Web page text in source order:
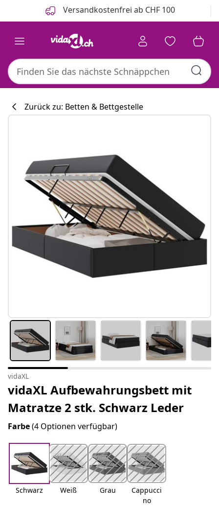
Versandkostenfrei ab CHF 100
Zurück zu: Betten & Bettgestelle
vidaXL
vidaXL Aufbewahrungsbett mit
Matratze 2 stk. Schwarz Leder
Farbe(4 Optionen verfügbar)
Schwarz Weiß Grau
Cappucci
no